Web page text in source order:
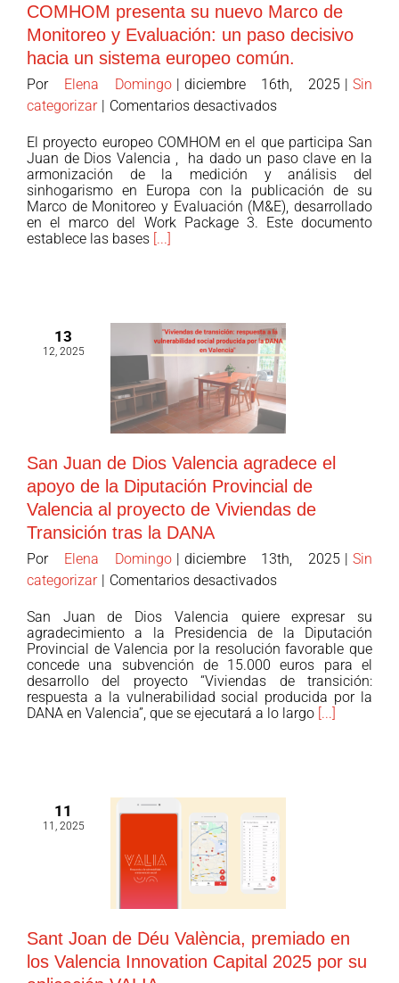
“la
Caixa”,
financiado
por
y
el
Fondo
Social
Europeo
de
empleo.
COMHOM presenta su nuevo Marco de
Monitoreo y Evaluación: un paso decisivo
hacia un sistema europeo común.
Por Elena Domingo | diciembre 16th, 2025 | Sin
categorizar | Comentarios desactivadosen
presenta
su
nuevo
Marco
de
un
paso
decisivo
hacia
un
sistema
común.
El proyecto europeo COMHOM en el que participa San
Juan de Dios Valencia , ha dado un paso clave en la
armonización de la medición y análisis del
sinhogarismo en Europa con la publicación de su
Marco de Monitoreo y Evaluación (M&E), desarrollado
en el marco del Work Package 3. Este documento
establece las bases [...]
13
12, 2025
San Juan de Dios Valencia agradece el
apoyo de la Diputación Provincial de
Valencia al proyecto de Viviendas de
Transición tras la DANA
Por Elena Domingo diciembre 13th, 2025
Sin
categorizar
Comentarios desactivadosen
Juan
de
Dios
Valencia
agradece
la
Diputación
Provincial
de
Valencia
de
Viviendas
San Juan de Dios Valencia quiere expresar su
agradecimiento a la Presidencia de la Diputación
Provincial de Valencia por la resolución favorable que
concede una subvención de 15.000 euros para el
desarrollo del proyecto “Viviendas de transición:
respuesta a la vulnerabilidad social producida por la
DANA en Valencia”, que se ejecutará a lo largo [...]
11
11, 2025
Sant Joan de Déu València, premiado en
los Valencia Innovation Capital 2025 por su